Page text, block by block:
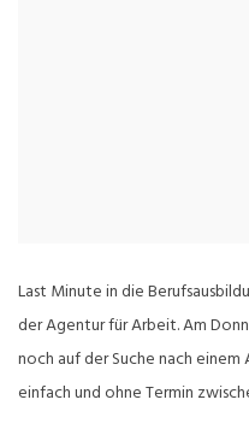
Last Minute in die
der Agentur für Arbeit. Am
noch auf der Suche nach einem
einfach und ohne Termin